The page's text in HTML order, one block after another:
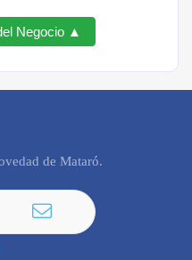
Negocio ▲
de Mataró.